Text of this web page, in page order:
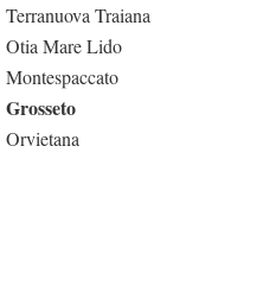
Terranuova Traiana
Otia Mare Lido
Montespaccato
Grosseto
Orvietana